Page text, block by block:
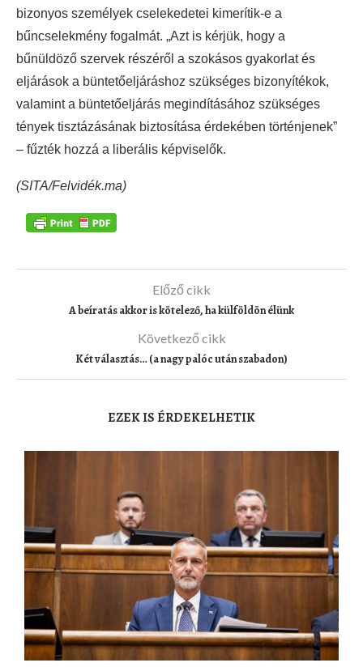
bizonyos személyek cselekedetei kimerítik-e a
bűncselekmény fogalmát. „Azt is kérjük, hogy a
bűnüldöző szervek részéről a szokásos gyakorlat és
eljárások a büntetőeljáráshoz szükséges bizonyítékok,
valamint a büntetőeljárás megindításához szükséges
tények tisztázásának biztosítása érdekében történjenek”
– fűzték hozzá a liberális képviselők.
(SITA/Felvidék.ma)
Előző cikk
A beíratás akkor is kötelező, ha külföldön élünk
Következő cikk
Két választás… (a nagy palóc után szabadon)
EZEK IS ÉRDEKELHETIK